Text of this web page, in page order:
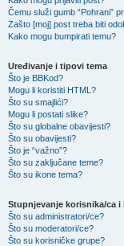
Čemu služi gumb “Pohrani”
Zašto [moj] post treba biti
Kako mogu bumpirati temu?
Uređivanje i tipovi tema
Što je BBKod?
Mogu li koristiti HTML?
Što su smajlići?
Mogu li postati slike?
Što su globalne obavijesti?
Što su obavijesti?
Što je “važno”?
Što su zaključane teme?
Što su ikone tema?
Stupnjevanje korisnika/ca
Što su administratori/ce?
Što su moderatori/ce?
Što su korisničke grupe?